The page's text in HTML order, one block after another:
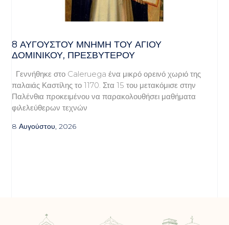
8 ΑΥΓΟΥΣΤΟΥ ΜΝΗΜΗ ΤΟΥ ΑΓΙΟΥ
ΔΟΜΙΝΙΚΟΥ, ΠΡΕΣΒΥΤΕΡΟΥ
Γεννήθηκε στο Caleruega ένα μικρό ορεινό χωριό της
παλαιάς Καστίλης το 1170. Στα 15 του μετακόμισε στην
Παλένθια προκειμένου να παρακολουθήσει μαθήματα
φιλελεύθερων τεχνών
8 Αυγούστου, 2026